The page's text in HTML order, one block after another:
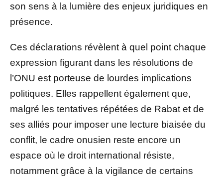
son sens à la lumière des enjeux juridiques en
présence.
Ces déclarations révèlent à quel point chaque
expression figurant dans les résolutions de
l’ONU est porteuse de lourdes implications
politiques. Elles rappellent également que,
malgré les tentatives répétées de Rabat et de
ses alliés pour imposer une lecture biaisée du
conflit, le cadre onusien reste encore un
espace où le droit international résiste,
notamment grâce à la vigilance de certains